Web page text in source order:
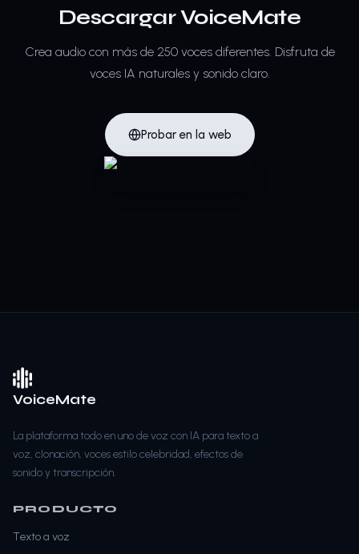
Descargar VoiceMate
Crea audio con más de 250 voces diferentes. Disfruta de
voces IA naturales y sonido claro.
Probar en la web
VoiceMate
La plataforma todo en uno de voz con IA para texto a
voz, clonación, voces estilo celebridad, efectos de
sonido y transcripción.
PRODUCTO
Texto a voz